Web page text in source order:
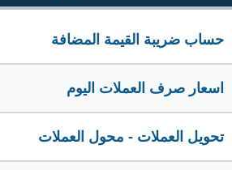
حساب ضريبة القيمة المضافة
اسعار صرف العملات اليوم
تحويل العملات - محول العملات